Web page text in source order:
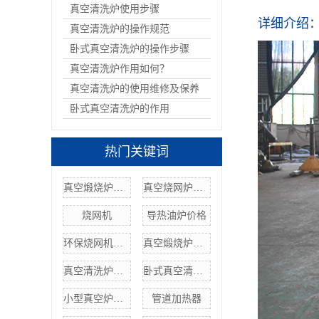
真空清洗炉使用步骤
真空清洗炉的操作规范
卧式真空清洗炉的操作步骤
真空清洗炉作用如何？
真空清洗炉的使用维修及保养
卧式真空清洗炉的作用
热门关键词
真空煅烧炉价格 真空烧网炉烧网机
烧网机 导热油炉价格
环保烧网机厂家 真空煅烧炉清洗
真空清洗炉厂家 卧式真空清洗炉
小型真空炉价格 管道加热器
详细介绍